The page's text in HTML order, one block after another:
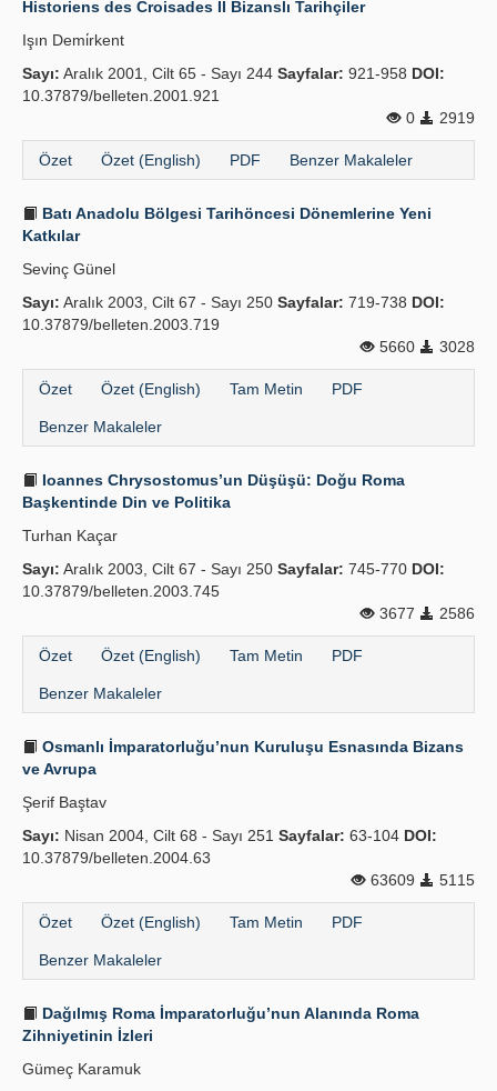
Kılavuzlar
Historiens des Croisades II Bizanslı Tarihçiler
Işın Demi̇rkent
Sayı: Aralık 2001, Cilt 65 - Sayı 244 Sayfalar: 921-958 DOI:
10.37879/belleten.2001.921
0
2919
Özet Özet (English) PDF Benzer Makaleler
Batı Anadolu Bölgesi Tarihöncesi Dönemlerine Yeni
Katkılar
Sevinç Günel
Sayı: Aralık 2003, Cilt 67 - Sayı 250 Sayfalar: 719-738 DOI:
10.37879/belleten.2003.719
5660
3028
Özet Özet (English) Tam Metin PDF
Benzer Makaleler
Ioannes Chrysostomus’un Düşüşü: Doğu Roma
Başkentinde Din ve Politika
Turhan Kaçar
Sayı: Aralık 2003, Cilt 67 - Sayı 250 Sayfalar: 745-770 DOI:
10.37879/belleten.2003.745
3677
2586
Özet Özet (English) Tam Metin PDF
Benzer Makaleler
Osmanlı İmparatorluğu’nun Kuruluşu Esnasında Bizans
ve Avrupa
Şerif Baştav
Sayı: Nisan 2004, Cilt 68 - Sayı 251 Sayfalar: 63-104 DOI:
10.37879/belleten.2004.63
63609
5115
Özet Özet (English) Tam Metin PDF
Benzer Makaleler
Dağılmış Roma İmparatorluğu’nun Alanında Roma
Zihniyetinin İzleri
Gümeç Karamuk